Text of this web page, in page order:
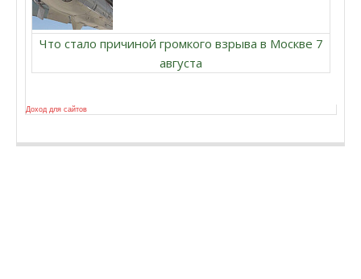
Что стало причиной громкого взрыва в Москве 7
августа
Доход для сайтов